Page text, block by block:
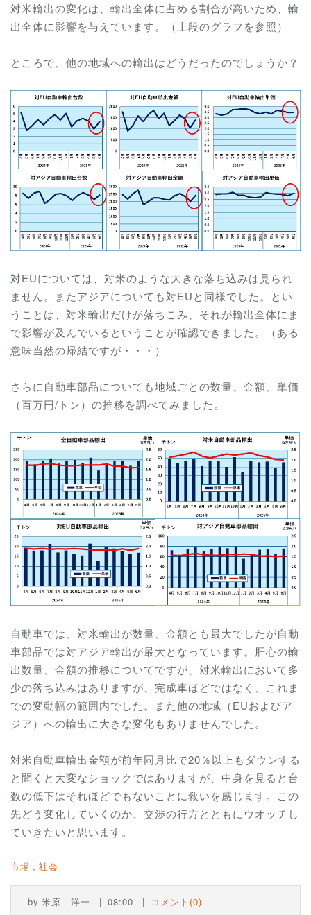
対米輸出の変化は、輸出全体に占める割合が高いため、輸
出全体に影響を与えています。（上段のグラフを参照）
ところで、他の地域への輸出はどうだったのでしょうか？
対EUについては、対米のような大きな落ち込みは見られ
ません。またアジアについても対EUと同様でした。とい
うことは、対米輸出だけが落ちこみ、それが輸出全体にま
で影響が及んでいるということが確認できました。（ある
意味当然の帰結ですが・・・）
さらに自動車部品についても地域ごとの数量、金額、単価
（百万円/トン）の推移を調べてみました。
自動車では、対米輸出が数量、金額とも最大でしたが自動
車部品では対アジア輸出が最大となっています。肝心の輸
出数量、金額の推移についてですが、対米輸出において多
少の落ち込みはありますが、完成車ほどではなく、これま
での変動幅の範囲内でした。また他の地域（EUおよびア
ジア）への輸出に大きな変化もありませんでした。
対米自動車輸出金額が前年同月比で20％以上もダウンする
と聞くと大変なショックではありますが、中身を見ると台
数の低下はそれほどでもないことに救いを感じます。この
先どう変化していくのか、交渉の行方とともにウオッチし
ていきたいと思います。
市場 社会
by 米原 洋一 08:00 コメント(0)